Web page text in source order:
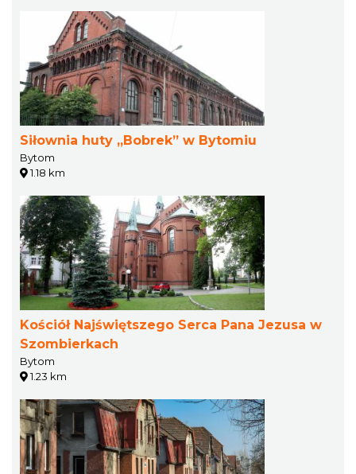
Siłownia huty „Bobrek” w Bytomiu
Bytom
1.18 km
Kościół Najświętszego Serca Pana Jezusa w
Szombierkach
Bytom
1.23 km